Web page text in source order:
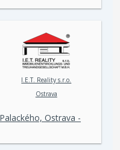
I.E.T. Reality s.r.o.
Ostrava
Ostrava -